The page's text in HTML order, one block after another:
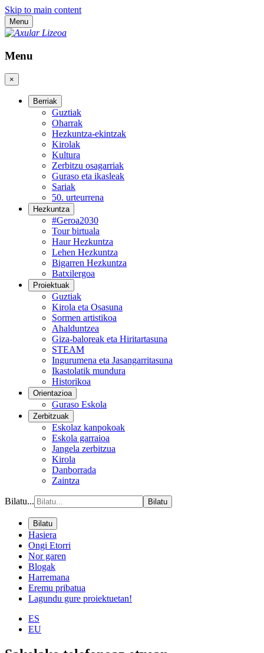
Skip to main content
Menu
Menu
×
Berriak
Guztiak
Oharrak
Hezkuntza-ekintzak
Kirolak
Kultura
Zerbitzu osagarriak
Guraso eta ikasleak
Sariak
50. urteurrena
Hezkuntza
#Geroa2030
Tour birtuala
Haur Hezkuntza
Lehen Hezkuntza
Bigarren Hezkuntza
Batxilergoa
Proiektuak
Guztiak
Kirola eta Osasuna
Sormen artistikoa
Ahalduntzea
Giza-baloreak eta Hiritartasuna
STEAM
Ingurumena eta Jasangarritasuna
Ikastolatik mundura
Historikoa
Orientazioa
Guraso Eskola
Zerbitzuak
Eskolaz kanpokoak
Eskola garraioa
Jangela zerbitzua
Kirola
Danborrada
Zaintza
Bilatu... Bilatu
Bilatu
Hasiera
Ongi Etorri
Nor garen
Blogak
Harremana
Eremu pribatua
Lagundu gure proiektuetan!
ES
EU